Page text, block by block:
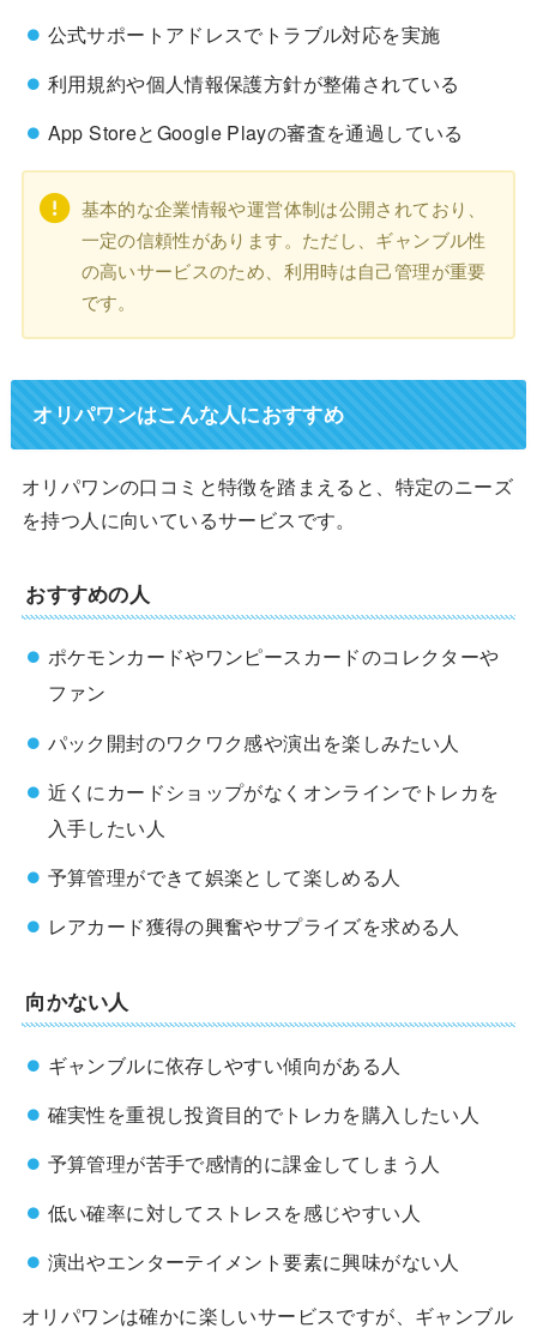
公式サポートアドレスでトラブル対応を実施
利用規約や個人情報保護方針が整備されている
App StoreとGoogle Playの審査を通過している
基本的な企業情報や運営体制は公開されており、
一定の信頼性があります。ただし、ギャンブル性
の高いサービスのため、利用時は自己管理が重要
です。
オリパワンはこんな人におすすめ
オリパワンの口コミと特徴を踏まえると、特定のニーズ
を持つ人に向いているサービスです。
おすすめの人
ポケモンカードやワンピースカードのコレクターや
ファン
パック開封のワクワク感や演出を楽しみたい人
近くにカードショップがなくオンラインでトレカを
入手したい人
予算管理ができて娯楽として楽しめる人
レアカード獲得の興奮やサプライズを求める人
向かない人
ギャンブルに依存しやすい傾向がある人
確実性を重視し投資目的でトレカを購入したい人
予算管理が苦手で感情的に課金してしまう人
低い確率に対してストレスを感じやすい人
演出やエンターテイメント要素に興味がない人
オリパワンは確かに楽しいサービスですが、ギャンブル